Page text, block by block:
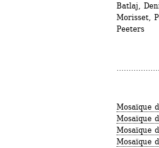
Batlaj,
Morisset,
Peeters
Mosaïque
Mosaïque
Mosaïque
Mosaïque